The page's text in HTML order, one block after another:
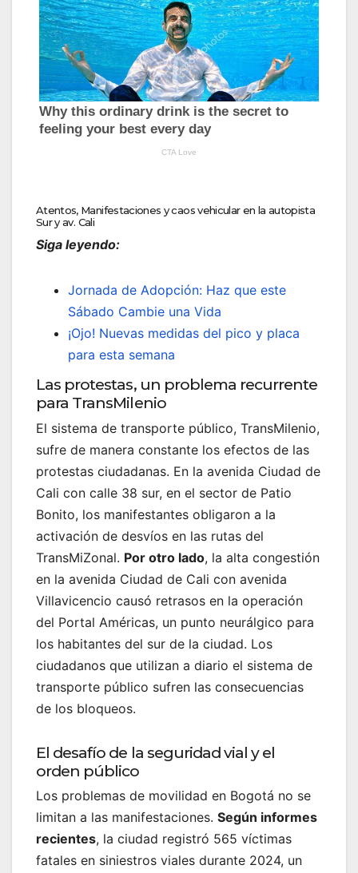
Atentos, Manifestaciones y caos vehicular en la autopista
Sur y av. Cali
Siga leyendo:
Jornada de Adopción: Haz que este
Sábado Cambie una Vida
¡Ojo! Nuevas medidas del pico y placa
para esta semana
Las protestas, un problema recurrente
para TransMilenio
El sistema de transporte público, TransMilenio,
sufre de manera constante los efectos de las
protestas ciudadanas. En la avenida Ciudad de
Cali con calle 38 sur, en el sector de Patio
Bonito, los manifestantes obligaron a la
activación de desvíos en las rutas del
TransMiZonal. Por otro lado, la alta congestión
en la avenida Ciudad de Cali con avenida
Villavicencio causó retrasos en la operación
del Portal Américas, un punto neurálgico para
los habitantes del sur de la ciudad. Los
ciudadanos que utilizan a diario el sistema de
transporte público sufren las consecuencias
de los bloqueos.
El desafío de la seguridad vial y el
orden público
Los problemas de movilidad en Bogotá no se
limitan a las manifestaciones. Según informes
recientes, la ciudad registró 565 víctimas
fatales en siniestros viales durante 2024, un